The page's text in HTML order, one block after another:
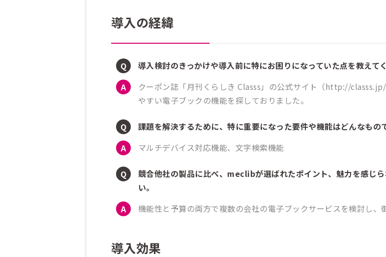
導入の経緯
導入検討のきっかけや導入前に特にお困りになっていた点を教えて
クーポン誌「月刊くらしき Classs」の公式サイト（http://
やすい電子ブックの機能を探しておりました。
課題を解決するために、特に重要になった要件や機能はどんなもの
マルチデバイス対応機能、文字検索機能
競合他社の製品に比べ、meclibが選ばれたポイント、魅力を感じ
い。
機能性と予算の両方で複数の会社の電子ブックサービスを検討し、
導入効果